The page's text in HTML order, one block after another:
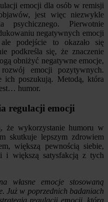
emocji dla osób w remisji
jest więc niezwykle
psychicznego. Pierwotnie
negatywnych emocji
podejście to okazało się
podkreśla się, że znaczenie
obniżyć negatywne emocje,
emocji pozytywnych.
poszukują. Metodą, która
humor.
regulacji emocji
że wykorzystanie humoru w
skutkuje lepszym zdrowiem
większą pewnością siebie,
i większą satysfakcją z tych
własne emocje stosowaną
Już w poprzednich badaniach